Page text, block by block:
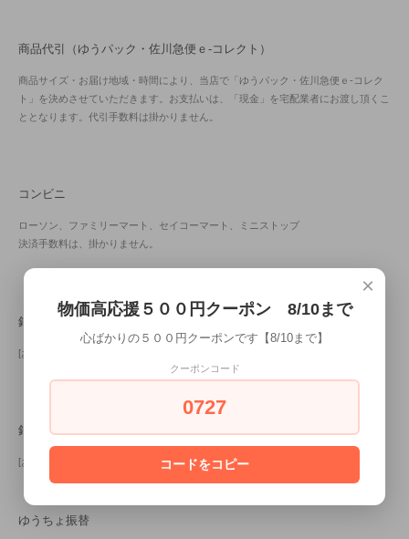
商品代引（ゆうパック・佐川急便ｅ-コレクト）
商品サイズ・お届け地域・時間により、当店で「ゆうパック・佐川急便ｅ-コレク
ト」を決めさせていただきます。お支払いは、「現金」を宅配業者にお渡し頂くこ
ととなります。代引手数料は掛かりません。
コンビニ
ローソン、ファミリーマート、セイコーマート、ミニストップ
決済手数料は、掛かりません。
銀行振込（金沢信用金庫）
[お支払いの際に、振込手数料がかかります。]
銀行振込（楽天銀行）
[お支払いの際に、振込手数料がかかります。]
ゆうちょ振替
×
物価高応援５００円クーポン 8/10まで
心ばかりの５００円クーポンです【8/10まで】
クーポンコード
0727
コードをコピー